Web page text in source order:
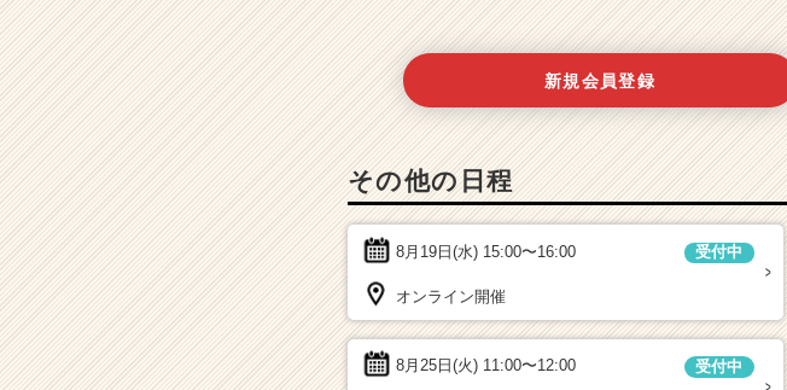
新規会員登録
その他の日程
8月19日(水) 15:00〜16:00 受付中
オンライン開催
8月25日(火) 11:00〜12:00 受付中